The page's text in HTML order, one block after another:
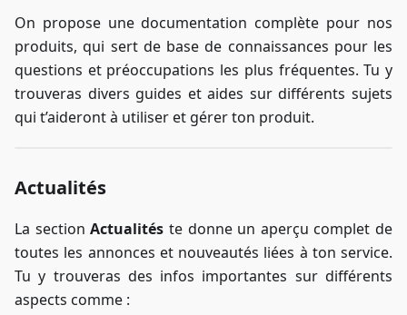
On propose une documentation complète pour nos
produits, qui sert de base de connaissances pour les
questions et préoccupations les plus fréquentes. Tu y
trouveras divers guides et aides sur différents sujets
qui t’aideront à utiliser et gérer ton produit.
Actualités
La sectionActualités te donne un aperçu complet de
toutes les annonces et nouveautés liées à ton service.
Tu y trouveras des infos importantes sur différents
aspects comme :